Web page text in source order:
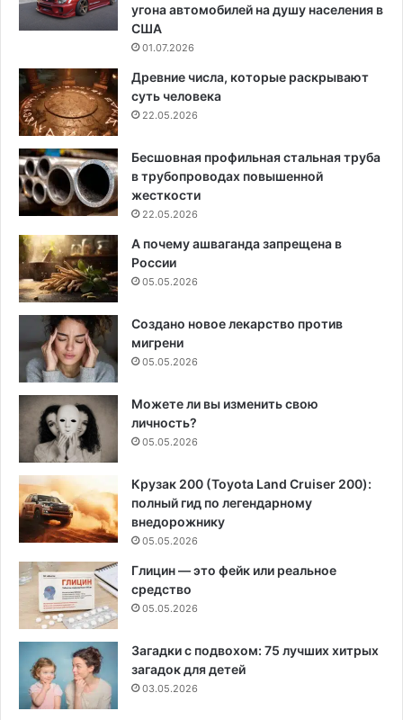
угона автомобилей на душу населения в
США
01.07.2026
Древние числа, которые раскрывают
суть человека
22.05.2026
Бесшовная профильная стальная труба
в трубопроводах повышенной
жесткости
22.05.2026
А почему ашваганда запрещена в
России
05.05.2026
Создано новое лекарство против
мигрени
05.05.2026
Можете ли вы изменить свою
личность?
05.05.2026
Крузак 200 (Toyota Land Cruiser 200):
полный гид по легендарному
внедорожнику
05.05.2026
Глицин — это фейк или реальное
средство
05.05.2026
Загадки с подвохом: 75 лучших хитрых
загадок для детей
03.05.2026